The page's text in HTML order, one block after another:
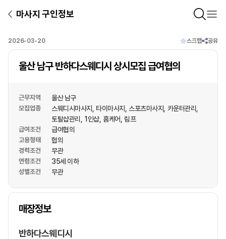
마사지 구인정보
2026-03-20 스크랩 공유
울산 남구 반하다스웨디시 상시모집 급여협의
근무지역 울산 남구
모집업종 스웨디시마사지 타이마사지 스포츠마사지
카운터관리
토탈샵관리
1인샵 홈케어 림프
급여조건 급여협의
고용형태 협의
경력조건 무관
연령조건 35세 이하
성별조건 무관
매장정보
상호명
반하다스웨디시